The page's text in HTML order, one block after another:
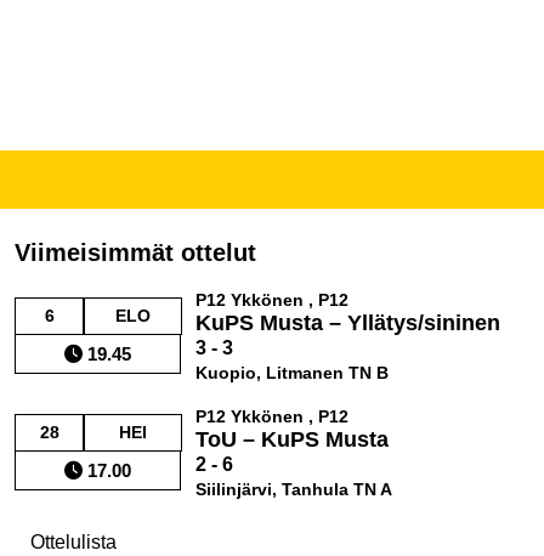
Viimeisimmät ottelut
6 ELO
19.45
P12 Ykkönen , P12
KuPS Musta – Yllätys/sininen
3 - 3
Kuopio, Litmanen TN B
28 HEI
17.00
P12 Ykkönen , P12
ToU – KuPS Musta
2 - 6
Siilinjärvi, Tanhula TN A
Ottelulista